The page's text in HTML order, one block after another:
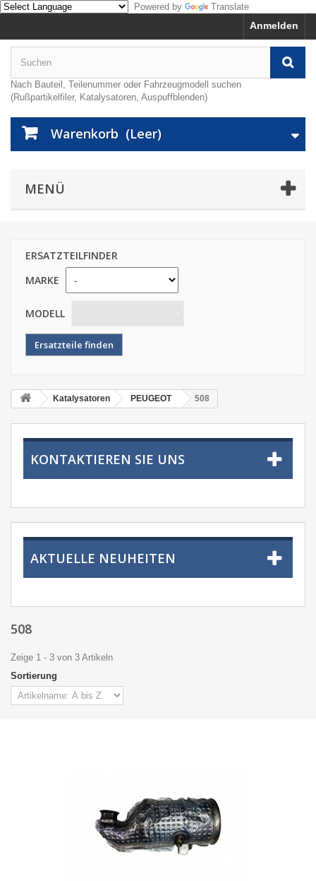
Powered by Translate
Anmelden
Nach Bauteil, Teilenummer oder Fahrzeugmodell suchen
(Rußpartikelfiler, Katalysatoren, Auspuffblenden)
Warenkorb (Leer)
MENÜ
ERSATZTEILFINDER
MARKE
MODELL
Katalysatoren PEUGEOT 508
KONTAKTIEREN SIE UNS
AKTUELLE NEUHEITEN
508
Zeige 1 - 3 von 3 Artikeln
Sortierung